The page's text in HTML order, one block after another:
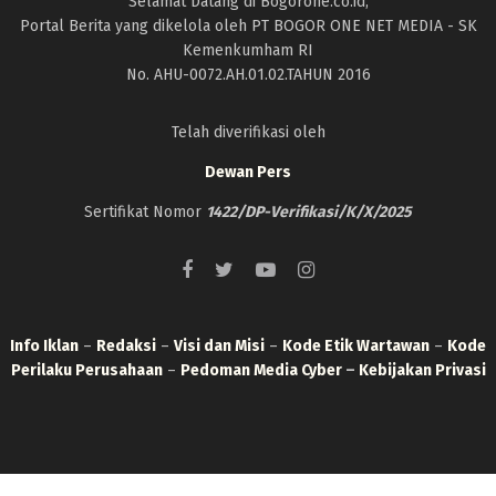
Portal Berita yang dikelola oleh PT BOGOR ONE NET MEDIA - SK
Kemenkumham RI
No. AHU-0072.AH.01.02.TAHUN 2016
Telah diverifikasi oleh
Dewan Pers
Sertifikat Nomor 1422/DP-Verifikasi/K/X/2025
Info Iklan – Redaksi – Visi dan Misi – Kode Etik Wartawan – Kode
Perilaku Perusahaan– Pedoman Media Cyber– Kebijakan Privasi